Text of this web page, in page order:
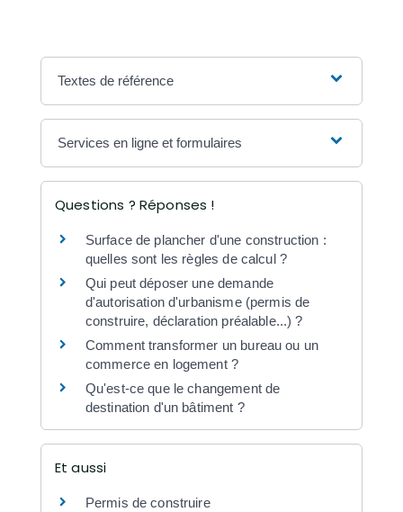
Textes de référence
Services en ligne et formulaires
Questions ? Réponses !
Surface de plancher d'une construction :
quelles sont les règles de calcul ?
Qui peut déposer une demande
d'autorisation d'urbanisme (permis de
construire, déclaration préalable...) ?
Comment transformer un bureau ou un
commerce en logement ?
Qu'est-ce que le changement de
destination d'un bâtiment ?
Et aussi
Permis de construire